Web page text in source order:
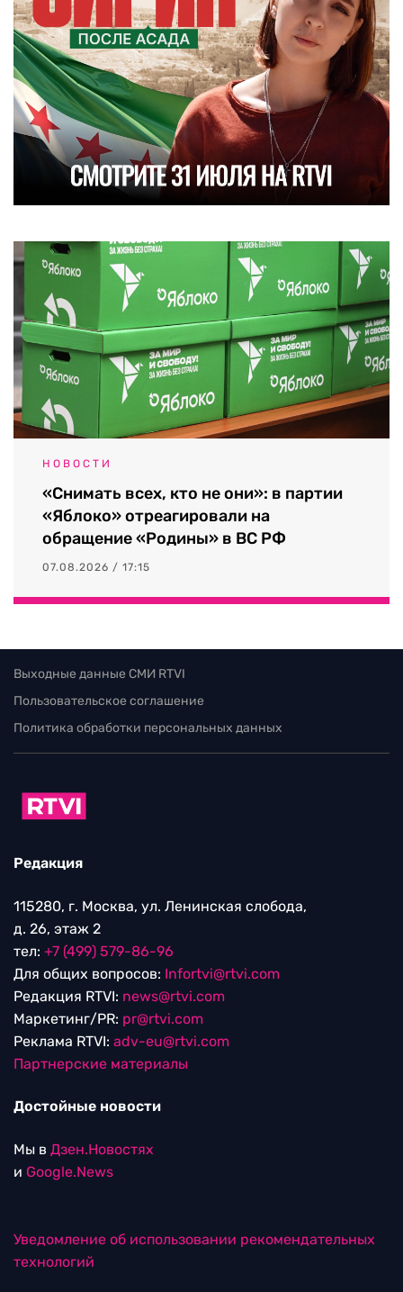
НОВОСТИ
«Снимать всех, кто не они»: в партии
«Яблоко» отреагировали на
обращение «Родины» в ВС РФ
07.08.2026 / 17:15
Выходные данные СМИ RTVI
Пользовательское соглашение
Политика обработки персональных данных
Редакция
115280, г. Москва, ул. Ленинская слобода,
д. 26, этаж 2
тел: +7 (499) 579-86-96
Для общих вопросов: Infortvi@rtvi.com
Редакция RTVI: news@rtvi.com
Маркетинг/PR: pr@rtvi.com
Реклама RTVI: adv-eu@rtvi.com
Партнерские материалы
Достойные новости
Мы в Дзен.Новостях
и Google.News
Уведомление об использовании рекомендательных
технологий